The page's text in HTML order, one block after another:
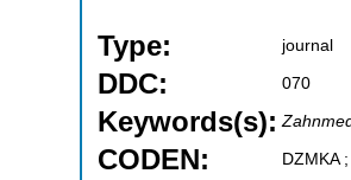
Type: journal
DDC: 070
Keywords(s):
CODEN: DZMKA